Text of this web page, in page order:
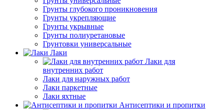
Грунты глубокого проникновения
Грунты укрепляющие
Грунты укрывные
Грунты полиуретановые
Грунтовки универсальные
Лаки
Лаки для
внутренних работ
Лаки для наружных работ
Лаки паркетные
Лаки яхтные
Антисептики и пропитки